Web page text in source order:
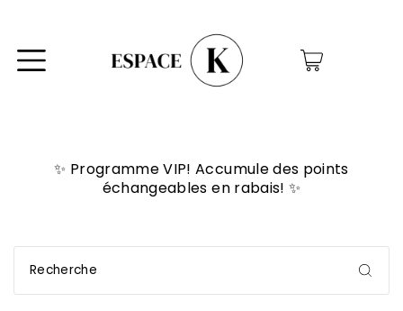
0
✨ Programme VIP! Accumule des points
échangeables en rabais! ✨